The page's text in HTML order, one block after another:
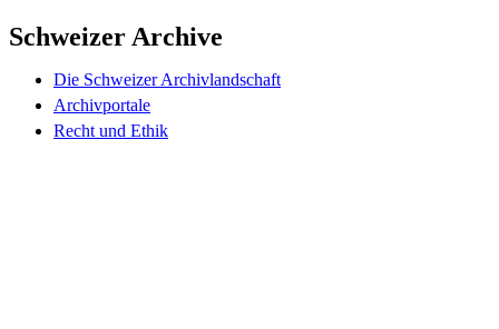
Schweizer Archive
Die Schweizer Archivlandschaft
Archivportale
Recht und Ethik